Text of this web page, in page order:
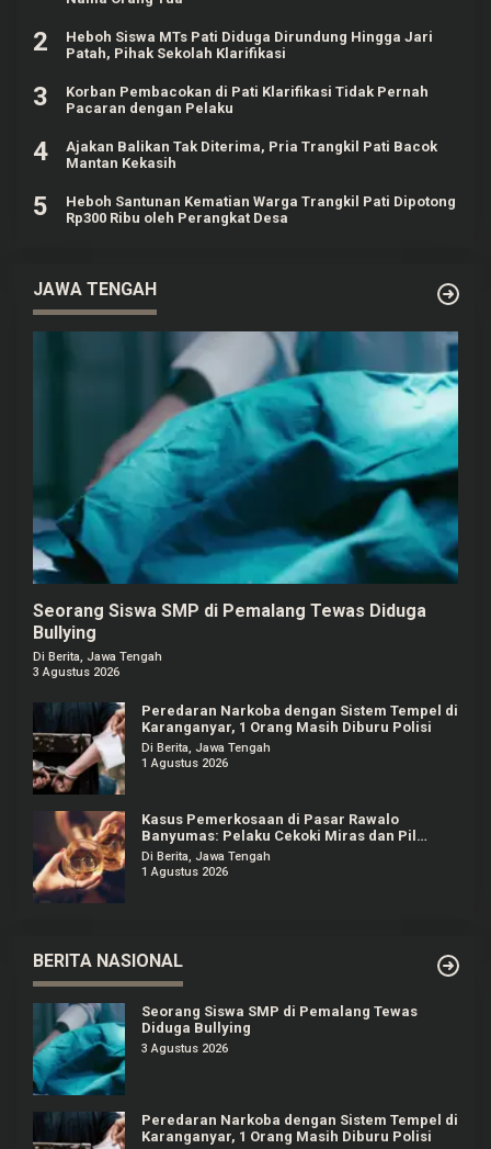
2
Heboh Siswa MTs Pati Diduga Dirundung Hingga Jari
Patah, Pihak Sekolah Klarifikasi
3
Korban Pembacokan di Pati Klarifikasi Tidak Pernah
Pacaran dengan Pelaku
4
Ajakan Balikan Tak Diterima, Pria Trangkil Pati Bacok
Mantan Kekasih
5
Heboh Santunan Kematian Warga Trangkil Pati Dipotong
Rp300 Ribu oleh Perangkat Desa
JAWA TENGAH
Seorang Siswa SMP di Pemalang Tewas Diduga
Bullying
Di Berita, Jawa Tengah
3 Agustus 2026
Peredaran Narkoba dengan Sistem Tempel di
Karanganyar, 1 Orang Masih Diburu Polisi
Di Berita, Jawa Tengah
1 Agustus 2026
Kasus Pemerkosaan di Pasar Rawalo
Banyumas: Pelaku Cekoki Miras dan Pil
Koplo
Di Berita, Jawa Tengah
1 Agustus 2026
BERITA NASIONAL
Seorang Siswa SMP di Pemalang Tewas
Diduga Bullying
3 Agustus 2026
Peredaran Narkoba dengan Sistem Tempel di
Karanganyar, 1 Orang Masih Diburu Polisi